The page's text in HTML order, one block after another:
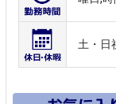
土・日